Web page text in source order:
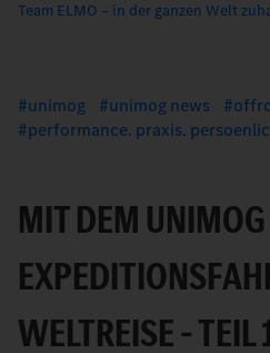
Team ELMO – in der ganzen Welt
unimog unimog news
performance. praxis.
MIT DEM UNIMOG
WELTREISE – TEIL